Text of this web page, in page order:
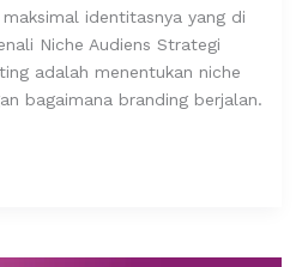
identitasnya yang di
Niche Audiens Strategi
adalah menentukan niche
bagaimana branding berjalan.